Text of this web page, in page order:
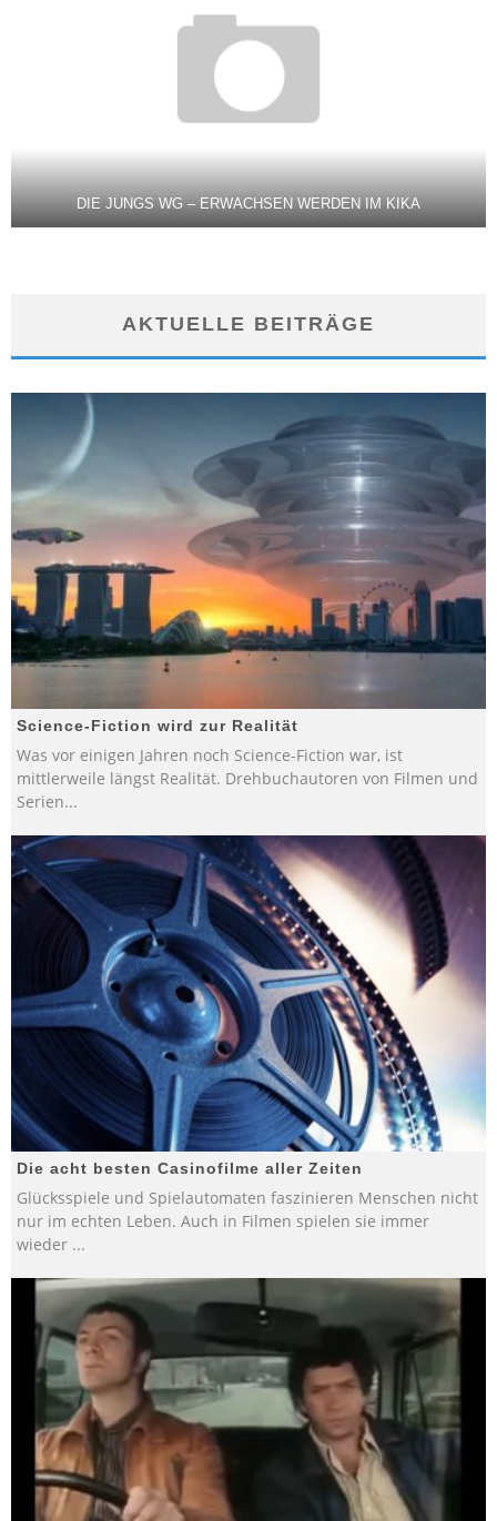
DIE JUNGS WG – ERWACHSEN WERDEN IM KIKA
AKTUELLE BEITRÄGE
Science-Fiction wird zur Realität
Was vor einigen Jahren noch Science-Fiction war, ist
mittlerweile längst Realität. Drehbuchautoren von Filmen und
Serien...
Die acht besten Casinofilme aller Zeiten
Glücksspiele und Spielautomaten faszinieren Menschen nicht
nur im echten Leben. Auch in Filmen spielen sie immer
wieder ...